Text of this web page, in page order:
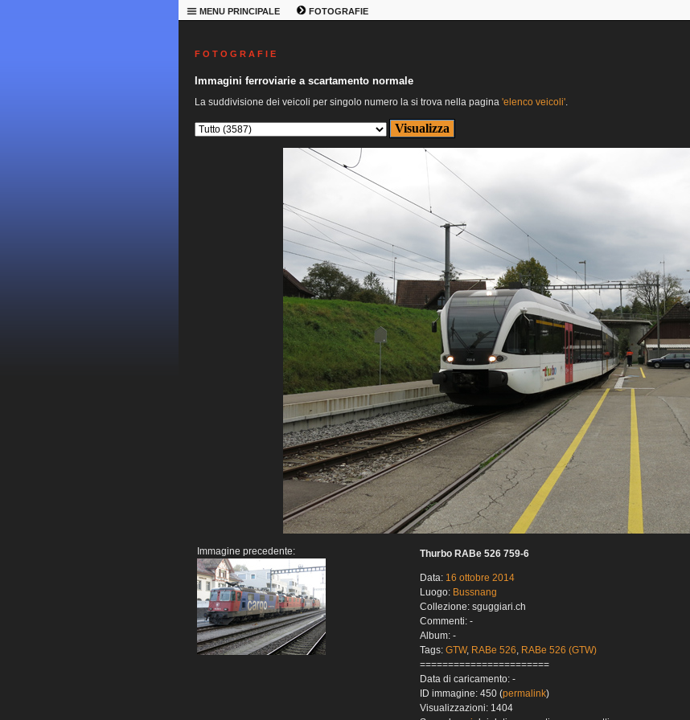
MENU PRINCIPALE FOTOGRAFIE
F O T O G R A F I E
Immagini ferroviarie a scartamento normale
La suddivisione dei veicoli per singolo numero la si trova nella pagina 'elenco veicoli'.
Immagine precedente: Thurbo RABe 526 759-6
Data: 16 ottobre 2014
Luogo: Bussnang
Collezione: sguggiari.ch
Commenti: -
Album: -
Tags: GTW, RABe 526, RABe 526 (GTW)
=======================
Data di caricamento: -
ID immagine: 450 (permalink)
Visualizzazioni: 1404